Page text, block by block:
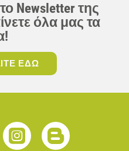
Newsletter της
όλα μας τα
ΕΔΩ